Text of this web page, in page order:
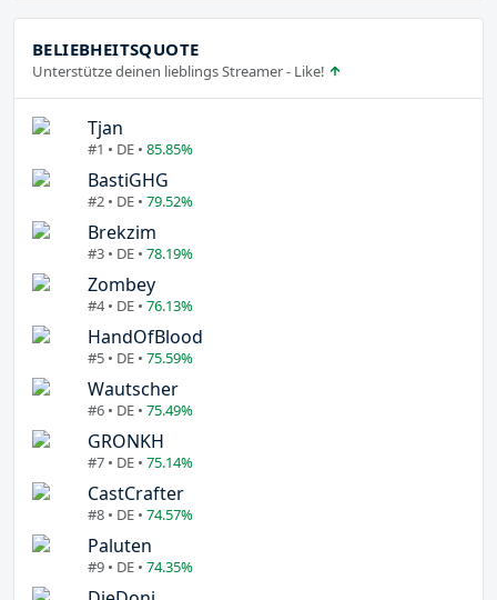
BELIEBHEITSQUOTE
Unterstütze deinen lieblings Streamer - Like!
Tjan
#1 • DE • 85.85%
BastiGHG
#2 • DE • 79.52%
Brekzim
#3 • DE • 78.19%
Zombey
#4 • DE • 76.13%
HandOfBlood
#5 • DE • 75.59%
Wautscher
#6 • DE • 75.49%
GRONKH
#7 • DE • 75.14%
CastCrafter
#8 • DE • 74.57%
Paluten
#9 • DE • 74.35%